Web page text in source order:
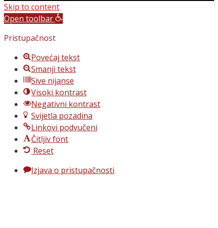
Skip to content
Open toolbar
Pristupačnost
Povećaj tekst
Smanji tekst
Sive nijanse
Visoki kontrast
Negativni kontrast
Svijetla pozadina
Linkovi podvučeni
Čitljiv font
Reset
Izjava o pristupačnosti